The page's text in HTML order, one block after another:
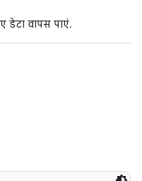
डेटा वापस पाएं.